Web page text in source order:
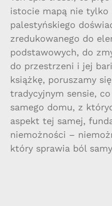
istocie mapą nie tylko
palestyńskiego
zredukowanego do
podstawowych, do
do przestrzeni i jej
książkę, poruszamy
tradycyjnym sensie,
samego domu, z
aspekt tej samej,
niemożności –
który sprawia ból